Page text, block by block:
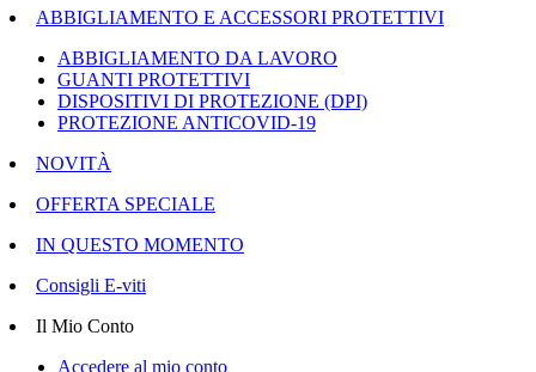
ABBIGLIAMENTO E ACCESSORI PROTETTIVI
ABBIGLIAMENTO DA LAVORO
GUANTI PROTETTIVI
DISPOSITIVI DI PROTEZIONE (DPI)
PROTEZIONE ANTICOVID-19
NOVITÀ
OFFERTA SPECIALE
IN QUESTO MOMENTO
Consigli E-viti
Il Mio Conto
Accedere al mio conto